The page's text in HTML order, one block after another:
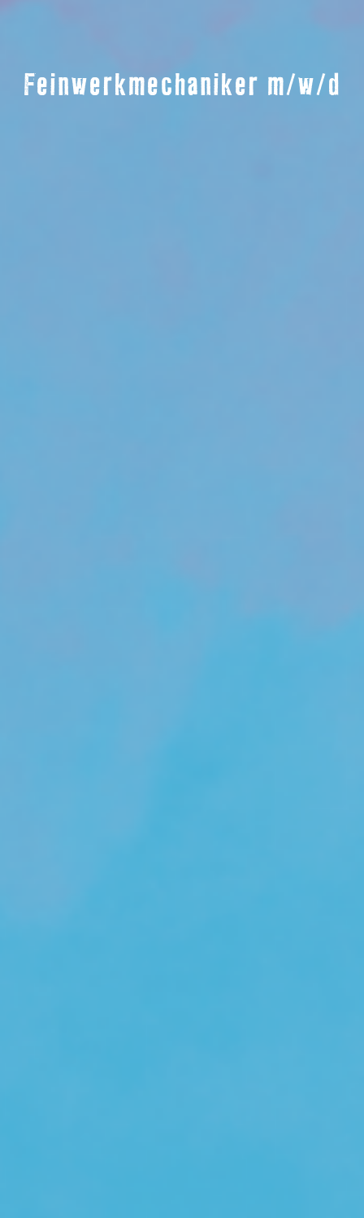
Feinwerkmechaniker m/w/d